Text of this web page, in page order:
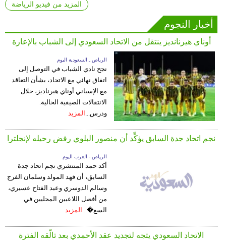
المزيد من فيديو الرياضة
أخبار النجوم
أوناي هيرنانديز ينتقل من الاتحاد السعودي إلى الشباب بالإعارة
الرياض ـ السعودية اليوم
نجح نادي الشباب في التوصل إلى
اتفاق نهائي مع الاتحاد، بشأن التعاقد
مع الإسباني أوناي هيرناديز، خلال
الانتقالات الصيفية الحالية.
ودرس... المزيد
نجم اتحاد جدة السابق يؤكِّد أن منصور البلوي رفض رحيله لإنجلترا
الرياض - العرب اليوم
أكد حمد المنتشري نجم اتحاد جدة
السابق، أن فهد المولد وسلمان الفرج
وسالم الدوسري وعبد الفتاح عسيري،
من أفضل اللاعبين المحليين في
السع�... المزيد
الاتحاد السعودي يتجه لتجديد عقد الأحمدي بعد تالّقه الفترة